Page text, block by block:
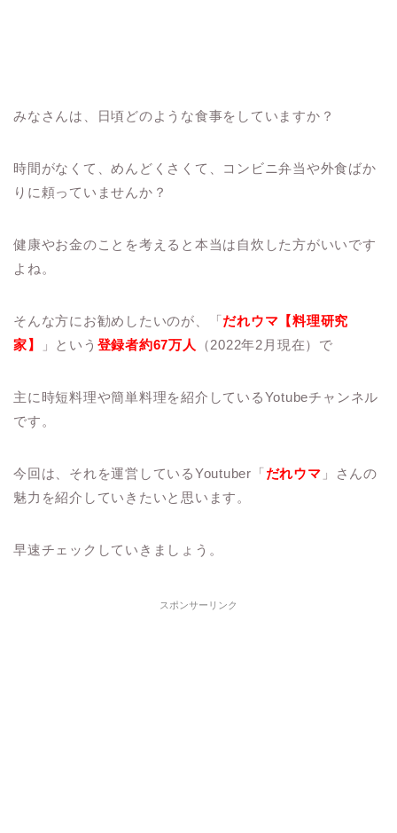
みなさんは、日頃どのような食事をしていますか？
時間がなくて、めんどくさくて、コンビニ弁当や外食ばか
りに頼っていませんか？
健康やお金のことを考えると本当は自炊した方がいいです
よね。
そんな方にお勧めしたいのが、「だれウマ【料理研究
家】
」という 登録者約67万人 （2022年2月現在）で
主に時短料理や簡単料理を紹介しているYotubeチャンネル
です。
今回は、それを運営しているYoutuber「だれウマ 」さんの
魅力を紹介していきたいと思います。
早速チェックしていきましょう。
スポンサーリンク